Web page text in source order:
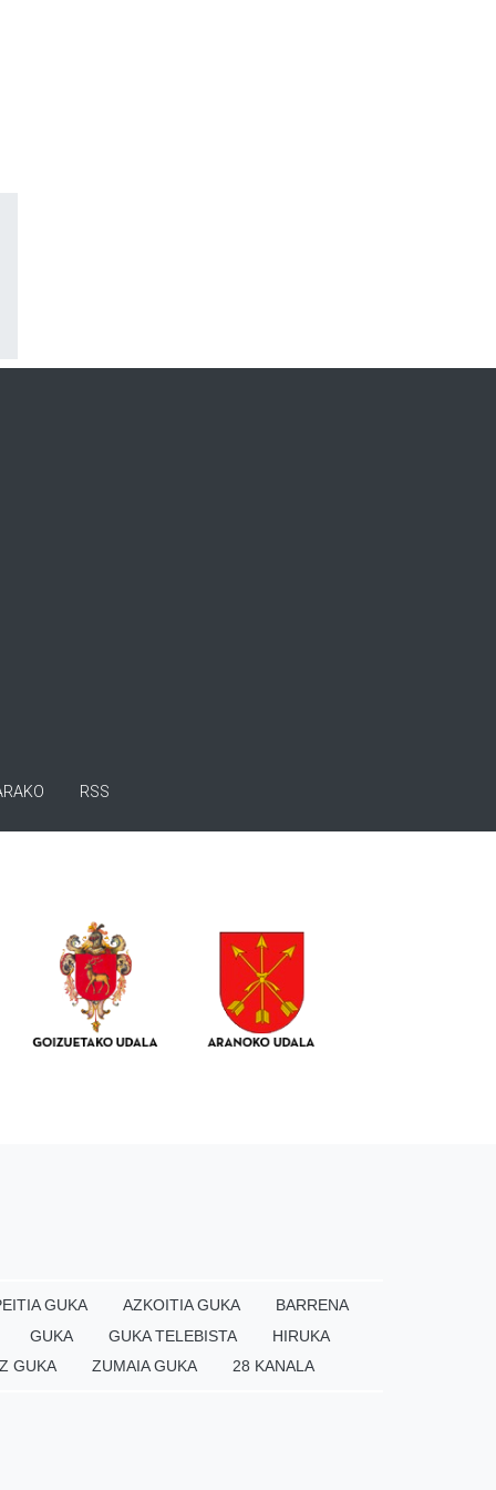
RSS
GUKA AZKOITIA GUKA
BARRENA
GUKA
GUKA TELEBISTA
HIRUKA
GUKA
ZUMAIA GUKA 28 KANALA